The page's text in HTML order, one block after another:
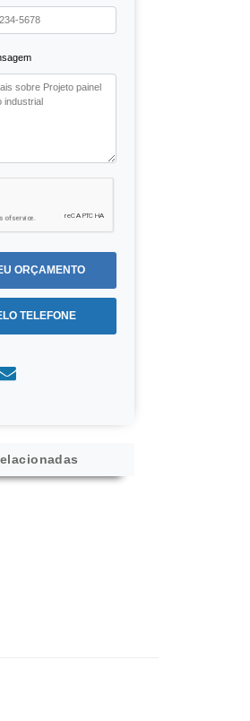
ORÇAMENTO
TELEFONE